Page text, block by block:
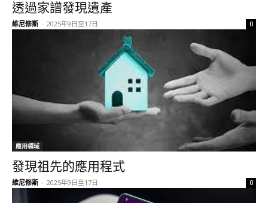
透過家譜發現遺產
維尼修斯 - 2025年9日至17日 0
應用領域
發現祖先的應用程式
維尼修斯 - 2025年9日至17日 0